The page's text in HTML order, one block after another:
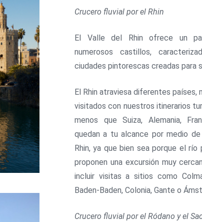
Crucero fluvial por el Rhin
El Valle del Rhin ofrece un
numerosos castillos,
ciudades pintorescas creadas para
El Rhin atraviesa diferentes países,
visitados con nuestros itinerarios
menos que Suiza, Alemania,
quedan a tu alcance por medio
Rhin, ya que bien sea porque el
proponen una excursión muy
incluir visitas a sitios como
Baden-Baden, Colonia, Gante o
Crucero fluvial por el Ródano y el